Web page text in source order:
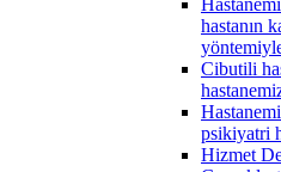
hastanın
Cibutili
psikiyatri
Hizmet